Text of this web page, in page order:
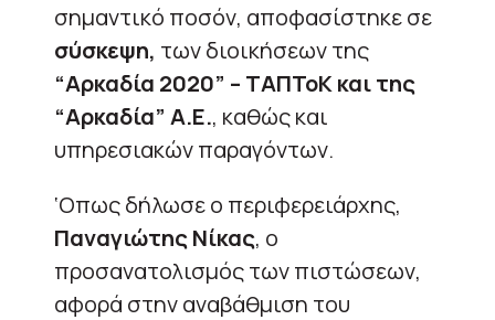
σημαντικό ποσόν, αποφασίστηκε σε
σύσκεψη, των διοικήσεων της
“Αρκαδία 2020” – ΤΑΠΤοΚ και της
“Αρκαδία” Α.Ε., καθώς και
υπηρεσιακών παραγόντων.
‘Οπως δήλωσε ο περιφερειάρχης,
Παναγιώτης Νίκας, ο
προσανατολισμός των πιστώσεων,
αφορά στην αναβάθμιση του